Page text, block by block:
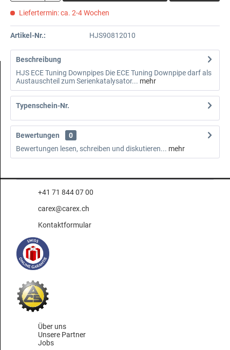
Liefertermin: ca. 2-4 Wochen
Artikel-Nr.: HJS90812010
Beschreibung
HJS ECE Tuning Downpipes Die ECE Tuning Downpipe darf als
Austauschteil zum Serienkatalysator... mehr
Typenschein-Nr.
Bewertungen
0
Bewertungen lesen, schreiben und diskutieren... mehr
+41 71 844 07 00
carex@carex.ch
Kontaktformular
Über uns
Unsere Partner
Jobs